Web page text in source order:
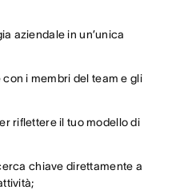
aziendale in un’unica
i membri del team e gli
riflettere il tuo modello di
chiave direttamente a